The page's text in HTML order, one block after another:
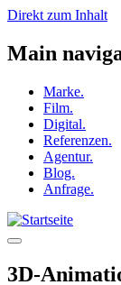
Direkt zum Inhalt
Main
Marke.
Film.
Digital.
Referenzen.
Agentur.
Blog.
Anfrage.
3D-